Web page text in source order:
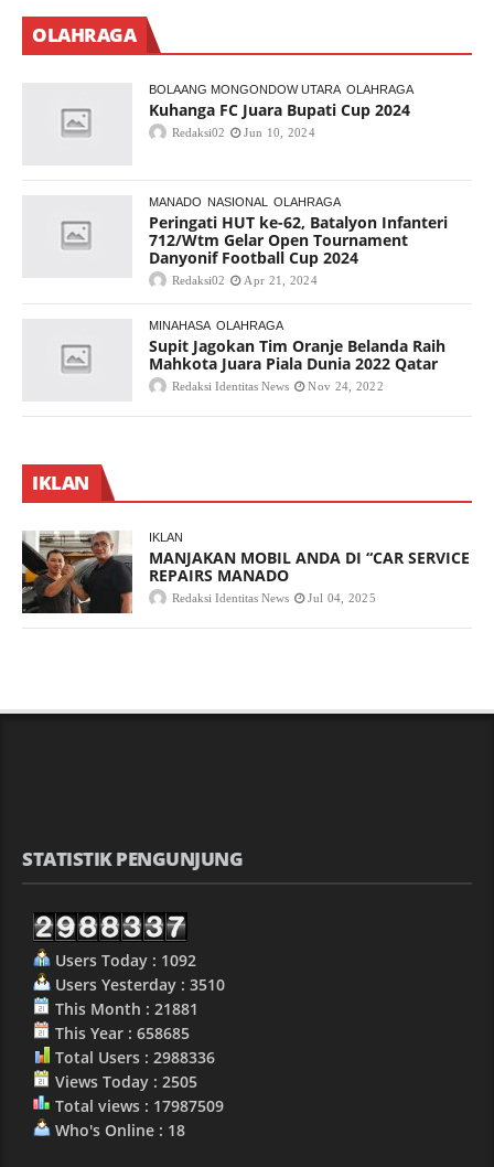
OLAHRAGA
BOLAANG MONGONDOW UTARA OLAHRAGA
Kuhanga FC Juara Bupati Cup 2024
Redaksi02 Jun 10, 2024
MANADO NASIONAL OLAHRAGA
Peringati HUT ke-62, Batalyon Infanteri
712/Wtm Gelar Open Tournament
Danyonif Football Cup 2024
Redaksi02 Apr 21, 2024
MINAHASA OLAHRAGA
Supit Jagokan Tim Oranje Belanda Raih
Mahkota Juara Piala Dunia 2022 Qatar
Redaksi Identitas News Nov 24, 2022
IKLAN
IKLAN
MANJAKAN MOBIL ANDA DI “CAR SERVICE
REPAIRS MANADO
Redaksi Identitas News Jul 04, 2025
STATISTIK PENGUNJUNG
Users Today : 1092
Users Yesterday : 3510
This Month : 21881
This Year : 658685
Total Users : 2988336
Views Today : 2505
Total views : 17987509
Who's Online : 18